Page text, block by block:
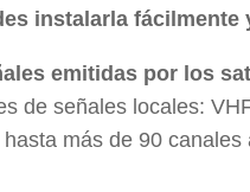
instalarla
emitidas por los
de señales locales:
más de 90